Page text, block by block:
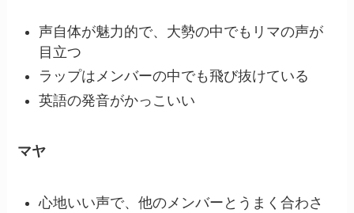
声自体が魅力的で、大勢の中でもリマの声が
目立つ
ラップはメンバーの中でも飛び抜けている
英語の発音がかっこいい
マヤ
心地いい声で、他のメンバーとうまく合わさ